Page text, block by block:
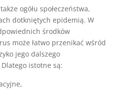
ogółu społeczeństwa,
dotkniętych epidemią. W
środków
może łatwo przenikać wśród
jego dalszego
istotne są: